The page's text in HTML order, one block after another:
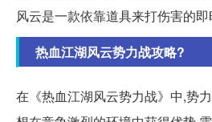
风云是一款依靠道具来打伤害的即
热血江湖风云势力战攻略?
在《热血江湖风云势力战》中,势